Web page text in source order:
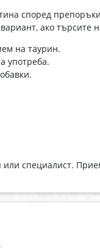
според
ако
на таурин.
употреба.
специалист.